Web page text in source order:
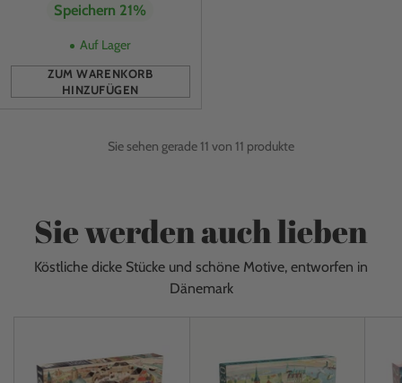
Speichern 21%
Auf Lager
ZUM WARENKORB
HINZUFÜGEN
Anzahl
Sie sehen gerade 11 von 11 produkte
Sie werden auch lieben
Köstliche dicke Stücke und schöne Motive, entworfen in
Dänemark